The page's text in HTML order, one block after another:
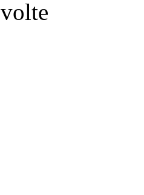
volte